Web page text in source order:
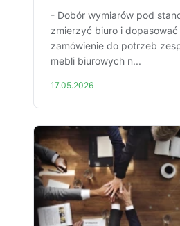
- Dobór wymiarów pod
zmierzyć biuro i
zamówienie do potrzeb
mebli biurowych n...
17.05.2026